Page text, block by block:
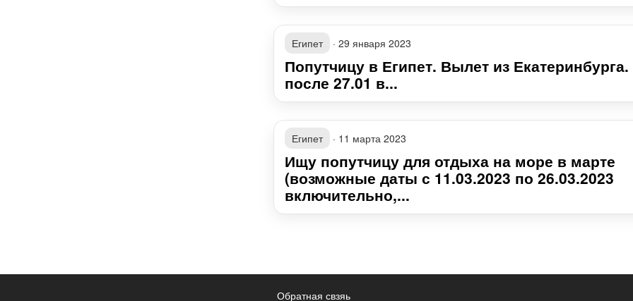
Египет · 29 января 2023
Попутчицу в Египет. Вылет из
после 27.01 в...
Египет · 11 марта 2023
Ищу попутчицу для отдыха на море в марте
(возможные даты с 11.03.2023 по 26.03.2023
включительно,...
Обратная свзяь